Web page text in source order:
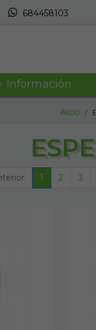
684458103
Información
INICIO
1 2 3